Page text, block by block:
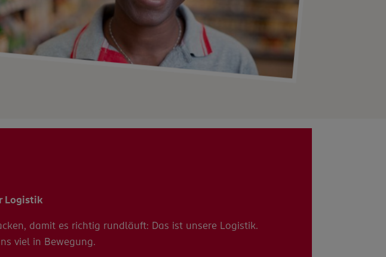
Logistik
damit es richtig rundläuft: Das ist unsere Logistik.
viel in Bewegung.